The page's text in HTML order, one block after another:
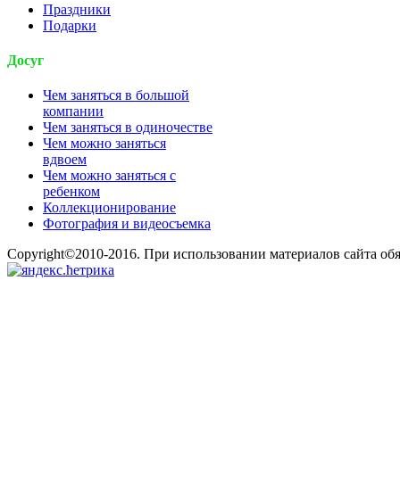
Праздники
Подарки
Досуг
Чем заняться в большой
компании
Чем заняться в одиночестве
Чем можно заняться
вдвоем
Чем можно заняться с
ребенком
Коллекционирование
Фотография и видеосъемка
Copyright©2010-2016. При использовании материалов сайта